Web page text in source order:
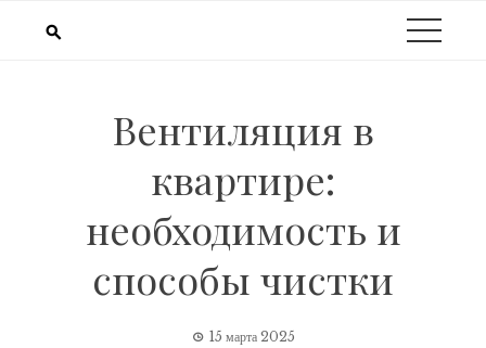
Вентиляция в
квартире:
необходимость и
способы чистки
15 марта 2025